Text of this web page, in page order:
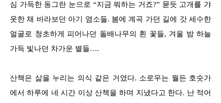
심 가득한 동그란 눈으로 “지금 뭐하는 거죠?” 묻듯 고개를 갸
웃한 채 바라보던 아기 염소들. 봄에 계곡 가던 길에 갓 세수한
얼굴로 청초하게 피어나던 돌배나무의 흰 꽃들, 겨울 밤 하늘
가득 빛나던 차가운 별들….
산책은 삶을 누리는 의식 같은 거였다. 소로우는 월든 호숫가
에서 하루에 네 시간 이상 산책을 하며 지냈다고 한다. 난 적어